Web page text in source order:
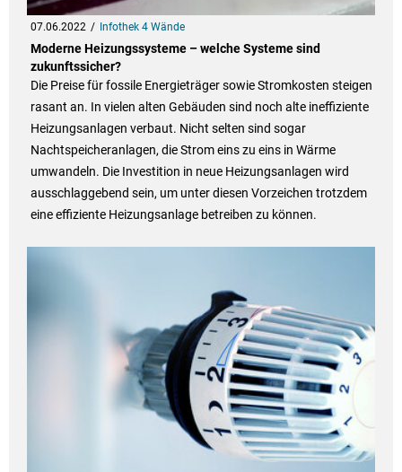
07.06.2022 Infothek 4 Wände
Moderne Heizungssysteme – welche Systeme sind
zukunftssicher?
Die Preise für fossile Energieträger sowie Stromkosten steigen
rasant an. In vielen alten Gebäuden sind noch alte ineffiziente
Heizungsanlagen verbaut. Nicht selten sind sogar
Nachtspeicheranlagen, die Strom eins zu eins in Wärme
umwandeln. Die Investition in neue Heizungsanlagen wird
ausschlaggebend sein, um unter diesen Vorzeichen trotzdem
eine effiziente Heizungsanlage betreiben zu können.